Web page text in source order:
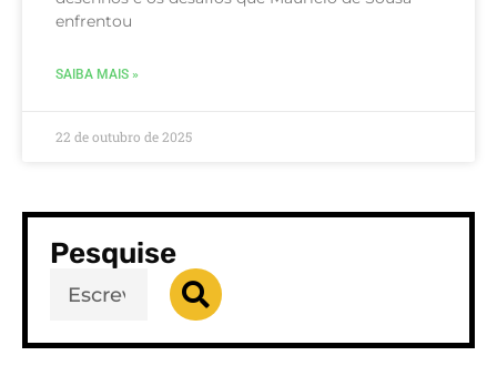
enfrentou
SAIBA MAIS »
22 de outubro de 2025
Pesquise